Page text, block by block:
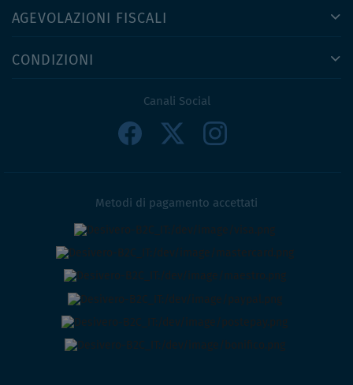
AGEVOLAZIONI FISCALI
CONDIZIONI
Canali Social
Metodi di pagamento accettati